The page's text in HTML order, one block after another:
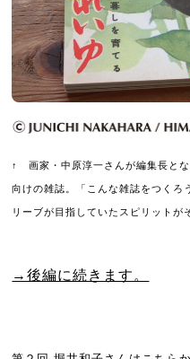
↑ 画家・中原淳一さんが編集長と
向けの雑誌。「こんな雑誌をつくろ
リーブが目指していたスピリットが
→後編に続きます。